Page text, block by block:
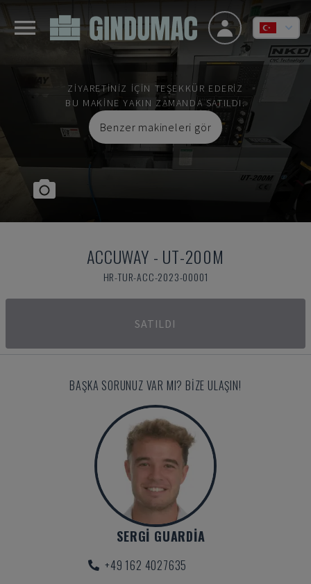
ZIYARETINIZ IÇIN TEŞEKKÜR EDERIZ
BU MAKINE YAKIN ZAMANDA SATILDI.
Benzer makineleri gör
ACCUWAY - UT-200M
HR-TUR-ACC-2023-00001
SATILDI
BAŞKA SORUNUZ VAR MI? BIZE ULAŞIN!
SERGI GUARDIA
+49 162 4027635